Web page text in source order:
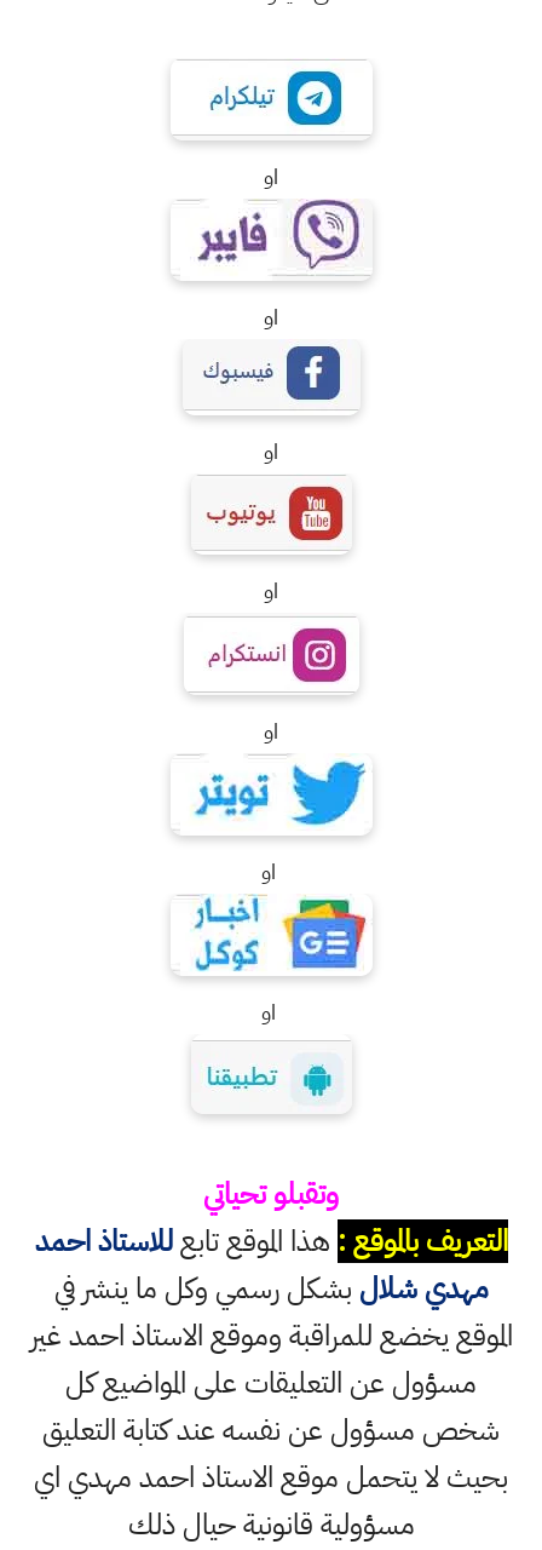
او
او
او
او
او
او
او
وتقبلو تحياتي
التعريف بالموقع : هذا الموقع تابعللاستاذ احمد
مهدي شلال بشكل رسمي وكل ما ينشر في
الموقع يخضع للمراقبة وموقع الاستاذ احمد غير
مسؤول عن التعليقات على المواضيع كل
شخص مسؤول عن نفسه عند كتابة التعليق
بحيث لا يتحمل موقع الاستاذ احمد مهدي اي
مسؤولية قانونية حيال ذلك